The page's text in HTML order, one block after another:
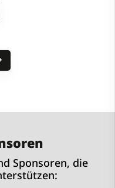
Sponsoren, die